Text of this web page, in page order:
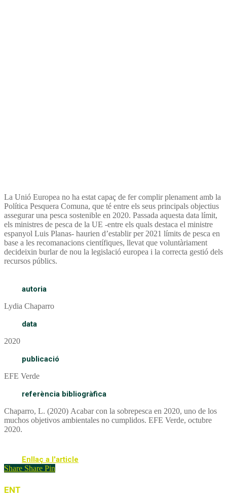
La Unió Europea no ha estat capaç de fer complir plenament amb la
Política Pesquera Comuna, que té entre els seus principals objectius
assegurar una pesca sostenible en 2020. Passada aquesta data límit,
els ministres de pesca de la UE -entre els quals destaca el ministre
espanyol Luis Planas- haurien d’establir per 2021 límits de pesca en
base a les recomanacions científiques, llevat que voluntàriament
decideixin burlar de nou la legislació europea i la correcta gestió dels
recursos públics.
autoria
Lydia Chaparro
data
2020
publicació
EFE Verde
referència bibliogràfica
Chaparro, L. (2020) Acabar con la sobrepesca en 2020, uno de los
muchos objetivos ambientales no cumplidos. EFE Verde, octubre
2020.
Enllaç a l'article
Share Share Pin
ENT